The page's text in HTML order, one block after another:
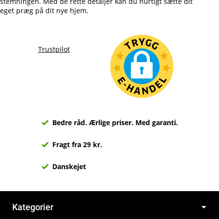
eget præg på dit nye hjem.
Trustpilot
Bedre råd. Ærlige priser. Med garanti.
Fragt fra 29 kr.
Danskejet
Kategorier